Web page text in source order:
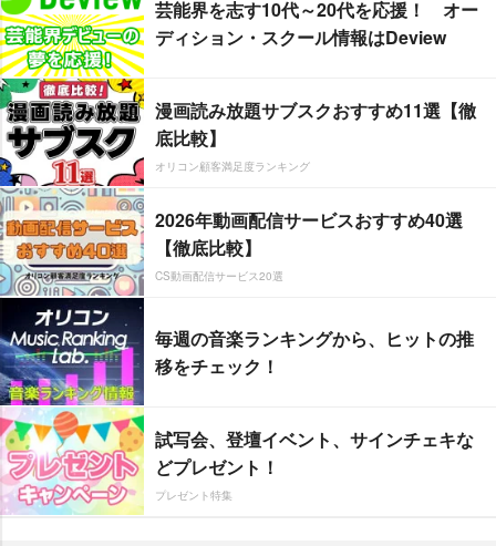
芸能界を志す10代～20代を応援！ オー
ディション・スクール情報はDeview
漫画読み放題サブスクおすすめ11選【徹
底比較】
オリコン顧客満足度ランキング
2026年動画配信サービスおすすめ40選
【徹底比較】
CS動画配信サービス20選
毎週の音楽ランキングから、ヒットの推
移をチェック！
試写会、登壇イベント、サインチェキな
どプレゼント！
プレゼント特集